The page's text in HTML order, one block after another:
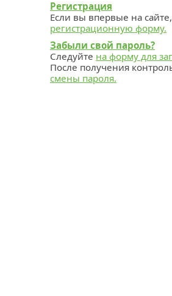
Регистрация
Если вы впервые на
регистрационную форму.
Забыли свой пароль?
Следуйте на форму для
После получения
смены пароля.